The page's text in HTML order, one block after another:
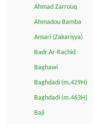
Ahmad Zarrouq
Ahmadou Bamba
Ansari (Zakariyya)
Badr Ar-Rachid
Baghawi
Baghdadi (m.429H)
Baghdadi (m.463H)
Baji